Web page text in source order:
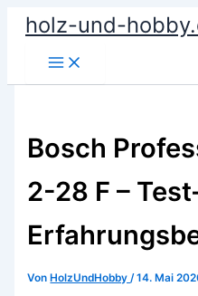
Zum
Inhalt
springen
holz-und-
Bosch
2-28 F –
Von HolzUndHobby/14. Mai